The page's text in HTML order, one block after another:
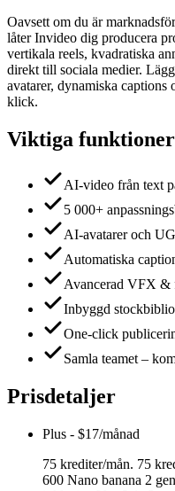
Oavsett om du är
låter Invideo dig producera
vertikala reels, kvadratiska
direkt till sociala medier.
avatarer, dynamiska captions
klick.
Viktiga funktioner
AI-video från text
5 000+
AI-avatarer och
Automatiska
Avancerad VFX &
Inbyggd
One-click
Samla teamet –
Prisdetaljer
Plus - $17/månad
75 krediter/mån. 75
600 Nano banana 2